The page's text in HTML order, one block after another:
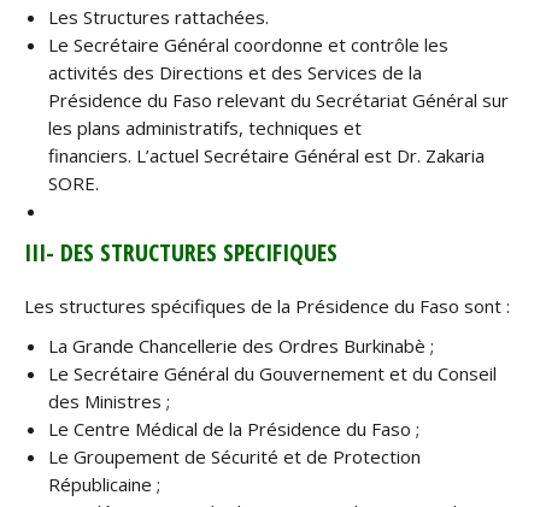
Les Structures rattachées.
Le Secrétaire Général coordonne et contrôle les
activités des Directions et des Services de la
Présidence du Faso relevant du Secrétariat Général sur
les plans administratifs, techniques et
financiers. L’actuel Secrétaire Général est Dr. Zakaria
SORE.
III- DES STRUCTURES SPECIFIQUES
Les structures spécifiques de la Présidence du Faso sont :
La Grande Chancellerie des Ordres Burkinabè ;
Le Secrétaire Général du Gouvernement et du Conseil
des Ministres ;
Le Centre Médical de la Présidence du Faso ;
Le Groupement de Sécurité et de Protection
Républicaine ;